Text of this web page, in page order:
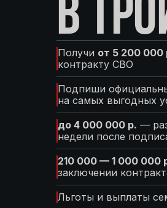
Получи от 5 200 000
контракту СВО
Подпиши
на самых выгодных
до 4 000 000 р. —
недели после
210 000 — 1 000 000
заключении
Льготы и выплаты